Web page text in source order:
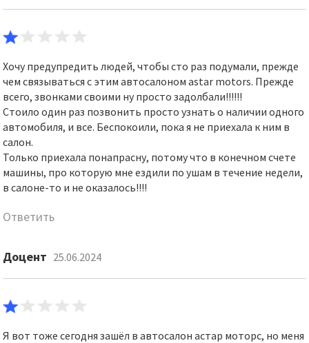
Хочу предупредить людей, чтобы сто раз подумали, прежде
чем связываться с этим автосалоном astar motors. Прежде
всего, звонками своими ну просто задолбали!!!!!!
Стоило один раз позвонить просто узнать о наличии одного
автомобиля, и все. Беспокоили, пока я не приехала к ним в
салон.
Только приехала понапрасну, потому что в конечном счете
машины, про которую мне ездили по ушам в течение недели,
в салоне-то и не оказалось!!!!
Ответить
Доцент 25.06.2024
Я вот тоже сегодня зашёл в автосалон астар моторс, но меня